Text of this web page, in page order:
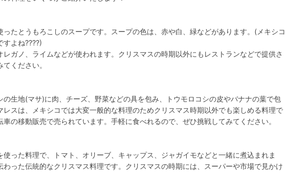
ったとうもろこしのスープです。スープの色は、赤や白、緑などがあります。(メキシコ
すよね????)
レガノ、ライムなどが使われます。クリスマスの時期以外にもレストランなどで提供さ
ください。
の生地(マサ)に肉、チーズ、野菜などの具を包み、トウモロコシの皮やバナナの葉で包
レスは、メキシコでは大変一般的な料理のためクリスマス時期以外でも楽しめる料理で
の移動販売で売られています。手軽に食べれるので、ぜひ挑戦してみてください。
った料理で、トマト、オリーブ、キャップス、ジャガイモなどと一緒に煮込まれま
わった伝統的なクリスマス料理です。クリスマスの時期には、スーパーや市場で見かけ